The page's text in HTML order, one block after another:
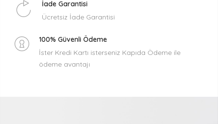
İade Garantisi
Ücretsiz İade Garantisi
100% Güvenli Ödeme
İster Kredi Kartı isterseniz Kapıda Ödeme ile
ödeme avantajı